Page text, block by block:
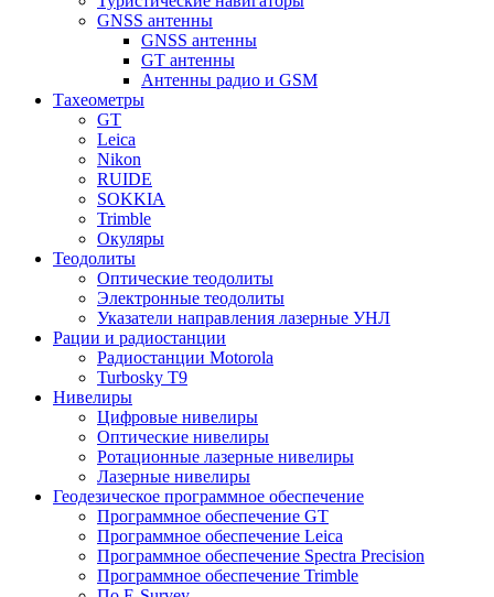
GNSS антенны
GNSS антенны
GT антенны
Антенны радио и GSM
Тахеометры
GT
Leica
Nikon
RUIDE
SOKKIA
Trimble
Окуляры
Теодолиты
Оптические теодолиты
Электронные теодолиты
Указатели направления лазерные УНЛ
Рации и радиостанции
Радиостанции Motorola
Turbosky T9
Нивелиры
Цифровые нивелиры
Оптические нивелиры
Ротационные лазерные нивелиры
Лазерные нивелиры
Геодезическое программное обеспечение
Программное обеспечение GT
Программное обеспечение Leica
Программное обеспечение Spectra Precision
Программное обеспечение Trimble